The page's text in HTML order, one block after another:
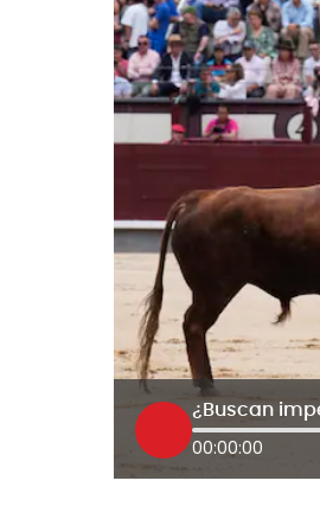
00:00:00